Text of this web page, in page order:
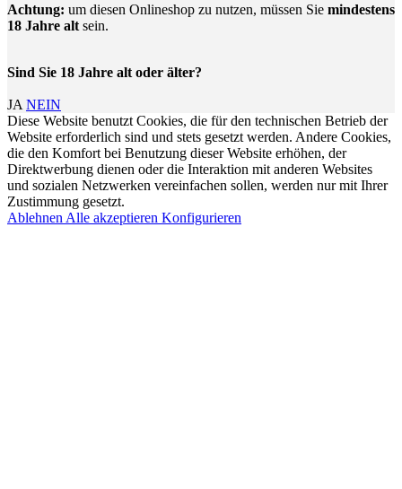
Achtung: um diesen Onlineshop zu nutzen, müssen Sie mindestens
18 Jahre alt sein.
Sind Sie 18 Jahre alt oder älter?
JA NEIN
Diese Website benutzt Cookies, die für den technischen Betrieb der
Website erforderlich sind und stets gesetzt werden. Andere Cookies,
die den Komfort bei Benutzung dieser Website erhöhen, der
Direktwerbung dienen oder die Interaktion mit anderen Websites
und sozialen Netzwerken vereinfachen sollen, werden nur mit Ihrer
Zustimmung gesetzt.
Ablehnen Alle akzeptieren Konfigurieren